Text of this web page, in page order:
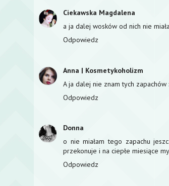
Ciekawska Magdalena
a ja dalej wosków od nich nie
Odpowiedz
Anna | Kosmetykoholizm
A ja dalej nie znam tych zapachów
Odpowiedz
Donna
o nie miałam tego zapachu
przekonuje i na ciepłe miesiące
Odpowiedz